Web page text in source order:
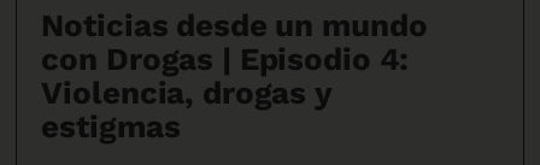
Noticias desde un mundo
con Drogas | Episodio 4:
Violencia, drogas y
estigmas